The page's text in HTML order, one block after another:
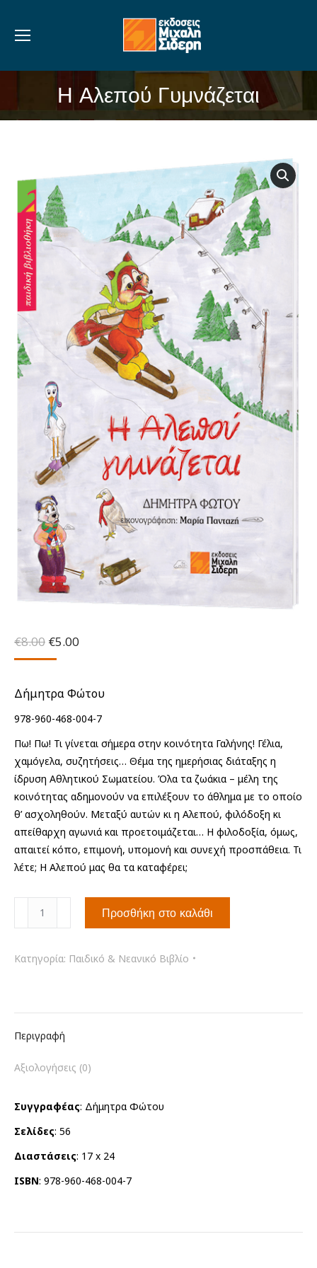
Η Αλεπού Γυμνάζεται
You are here:
€8.00 Original
price
€8.00.
€5.00
είναι:
Δήμητρα Φώτου
978-960-468-004-7
Πω! Πω! Τι γίνεται σήμερα στην κοινότητα Γαλήνης! Γέλια,
χαμόγελα, συζητήσεις… Θέμα της ημερήσιας διάταξης η
ίδρυση Αθλητικού Σωματείου. Όλα τα ζωάκια – μέλη της
κοινότητας αδημονούν να επιλέξουν το άθλημα με το οποίο
θ’ ασχοληθούν. Μεταξύ αυτών κι η Αλεπού, φιλόδοξη κι
απείθαρχη αγωνιά και προετοιμάζεται… Η φιλοδοξία, όμως,
απαιτεί κόπο, επιμονή, υπομονή και συνεχή προσπάθεια. Τι
λέτε; Η Αλεπού μας θα τα καταφέρει;
ποσότητα
Προσθήκη στο καλάθι
Κατηγορία: Παιδικό & Νεανικό Βιβλίο
Περιγραφή
Αξιολογήσεις (0)
Συγγραφέας: Δήμητρα Φώτου
Σελίδες: 56
Διαστάσεις: 17 x 24
ISBN: 978-960-468-004-7